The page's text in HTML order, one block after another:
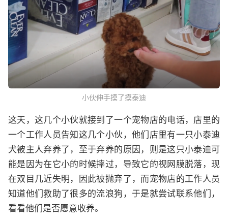
小伙伸手摸了摸泰迪
这天，这几个小伙就接到了一个宠物店的电话，店里的
一个工作人员告知这几个小伙，他们店里有一只小泰迪
犬被主人弃养了，至于弃养的原因，则是这只小泰迪可
能是因为在它小的时候摔过，导致它的视网膜脱落，现
在双目几近失明，因此被抛弃了，而宠物店的工作人员
知道他们救助了很多的流浪狗，于是就尝试联系他们，
看看他们是否愿意收养。